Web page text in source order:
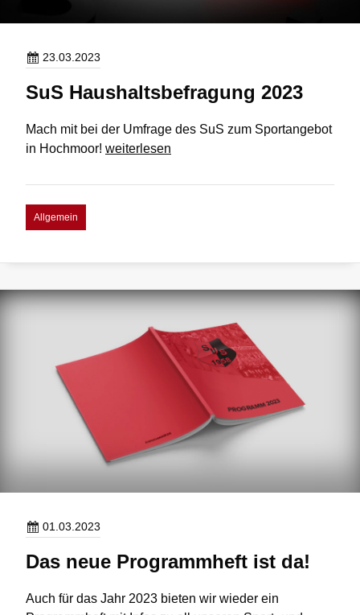
23.03.2023
SuS Haushaltsbefragung 2023
Mach mit bei der Umfrage des SuS zum Sportangebot
in Hochmoor! SuS
2023
weiterlesen
Allgemein
01.03.2023
Das neue Programmheft ist da!
Auch für das Jahr 2023 bieten wir wieder ein